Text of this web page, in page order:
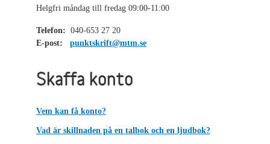
Helgfri måndag till fredag 09:00-11:00
Telefon: 040-653 27 20
E-post:
punktskrift@mtm.se
Skaffa konto
Vem kan få konto?
Vad är skillnaden på en talbok och en ljudbok?